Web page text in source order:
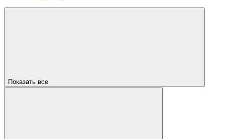
Показать все